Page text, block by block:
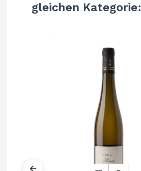
gleichen Kategorie: